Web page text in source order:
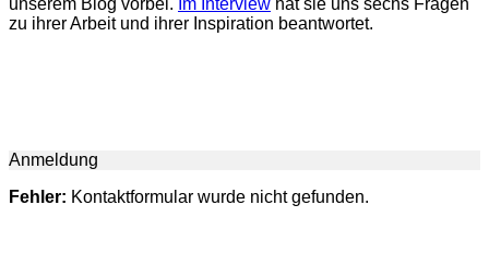
zu ihrer Arbeit und ihrer Inspiration beantwortet.
Anmeldung
Fehler: Kontaktformular wurde nicht gefunden.